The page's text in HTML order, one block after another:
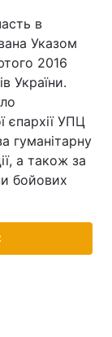
в
Указом
2016
України.
єпархії УПЦ
гуманітарну
а також за
бойових